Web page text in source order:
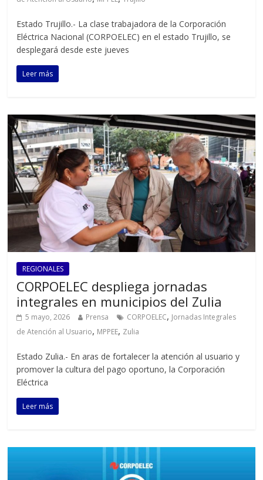
Estado Trujillo.- La clase trabajadora de la Corporación
Eléctrica Nacional (CORPOELEC) en el estado Trujillo, se
desplegará desde este jueves
Leer más
REGIONALES
‎CORPOELEC despliega jornadas
integrales en municipios del Zulia
5 mayo, 2026 Prensa CORPOELEC, Jornadas Integrales
de Atención al Usuario, MPPEE, Zulia
‎‎Estado Zulia.- En aras de fortalecer la atención al usuario y
promover la cultura del pago oportuno, la Corporación
Eléctrica
Leer más